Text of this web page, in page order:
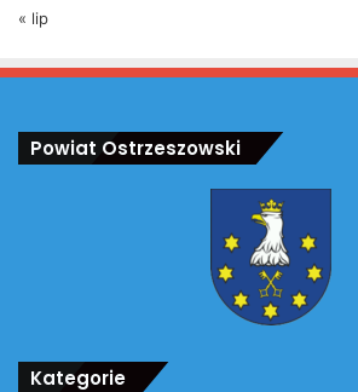
« lip
Powiat Ostrzeszowski
Kategorie